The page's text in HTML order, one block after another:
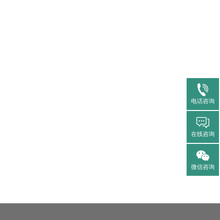
电话咨询
在线咨询
微信咨询